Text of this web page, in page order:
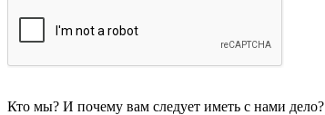
Кто мы? И почему вам следует иметь с нами дело?